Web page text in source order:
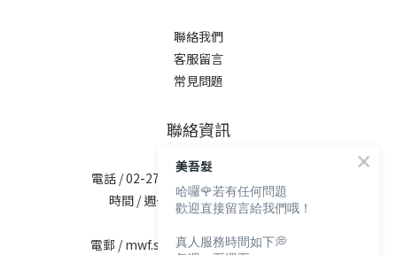
聯絡我們
客服留言
常見問題
聯絡資訊
電話 / 02-2713-6621 (無提供訂購服務)
時間 / 週一至週五 09:30-12:00；
電郵 / mwf.service@maywufa.com.tw
美吾髮
哈囉🌹若有任何問題
歡迎直接留言給我們哦！
真人服務時間如下💭